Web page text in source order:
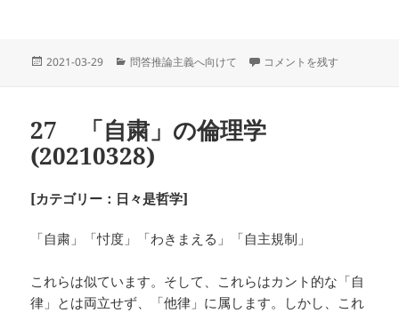
投
2021-03-29
カ
ー
問答推論主義へ向けて 38 問答としての信念と
コメントを残す
27 「自粛」の倫理学
(20210328)
[カテゴリー：日々是哲学]
「自粛」「忖度」「わきまえる」「自主規制」
これらは似ています。そして、これらはカント的な「自
律」とは両立せず、「他律」に属します。しかし、これ